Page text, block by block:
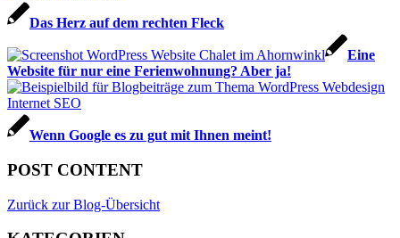
Das Herz auf dem rechten Fleck
Eine
Website für nur eine Ferien­wohnung? Aber ja!
Wenn Google es zu gut mit Ihnen meint!
POST CONTENT
Zurück zur Blog-Übersicht